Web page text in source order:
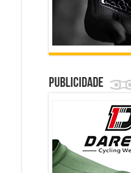
Publicidade